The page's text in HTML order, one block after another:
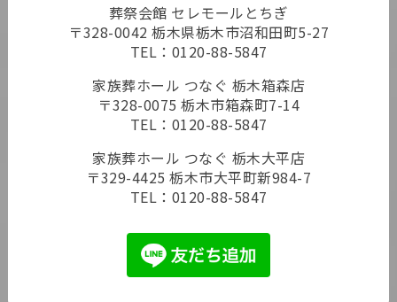
葬祭会館 セレモールとちぎ
〒328-0042 栃木県栃木市沼和田町5-27
TEL： 0120-88-5847
家族葬ホール つなぐ 栃木箱森店
〒328-0075 栃木市箱森町7-14
TEL： 0120-88-5847
家族葬ホール つなぐ 栃木大平店
〒329-4425 栃木市大平町新984-7
TEL： 0120-88-5847